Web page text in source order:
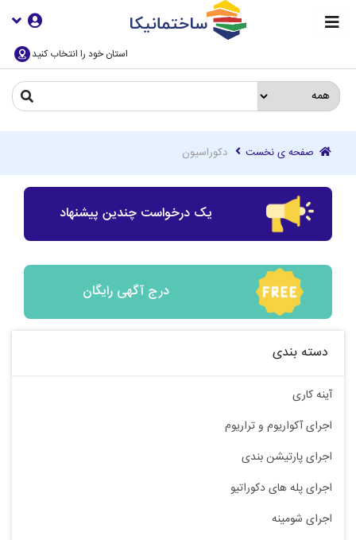
استان خود را انتخاب کنید
صفحه ی نخست دکوراسیون
یک درخواست چندین پیشنهاد
درج آگهی رایگان
دسته بندی
آینه کاری
اجرای آکواریوم و تراریوم
اجرای پارتیشن بندی
اجرای پله های دکوراتیو
اجرای شومینه